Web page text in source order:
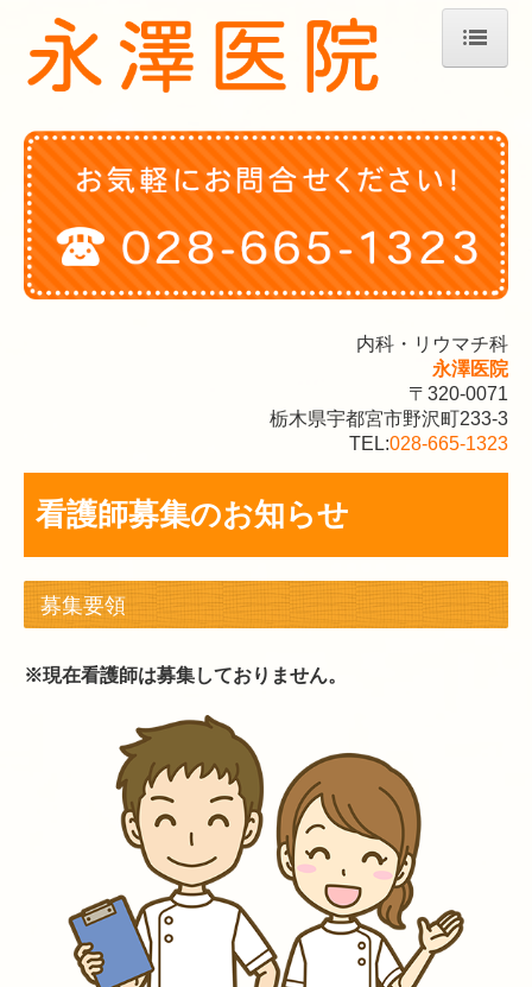
ホーム
医師紹介
外来担当表
院内紹介
アクセス
内科・リウマチ科
永澤医院
〒320-0071
栃木県宇都宮市野沢町233-3
TEL:028-665-1323
看護師募集のお知らせ
募集要領
※現在看護師は募集しておりません。